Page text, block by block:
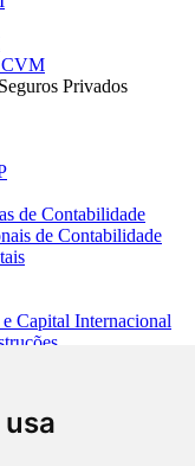
CVM
Privados
de Contabilidade
de Contabilidade
Capital Internacional
Mobiliários
do SFN
Bancária